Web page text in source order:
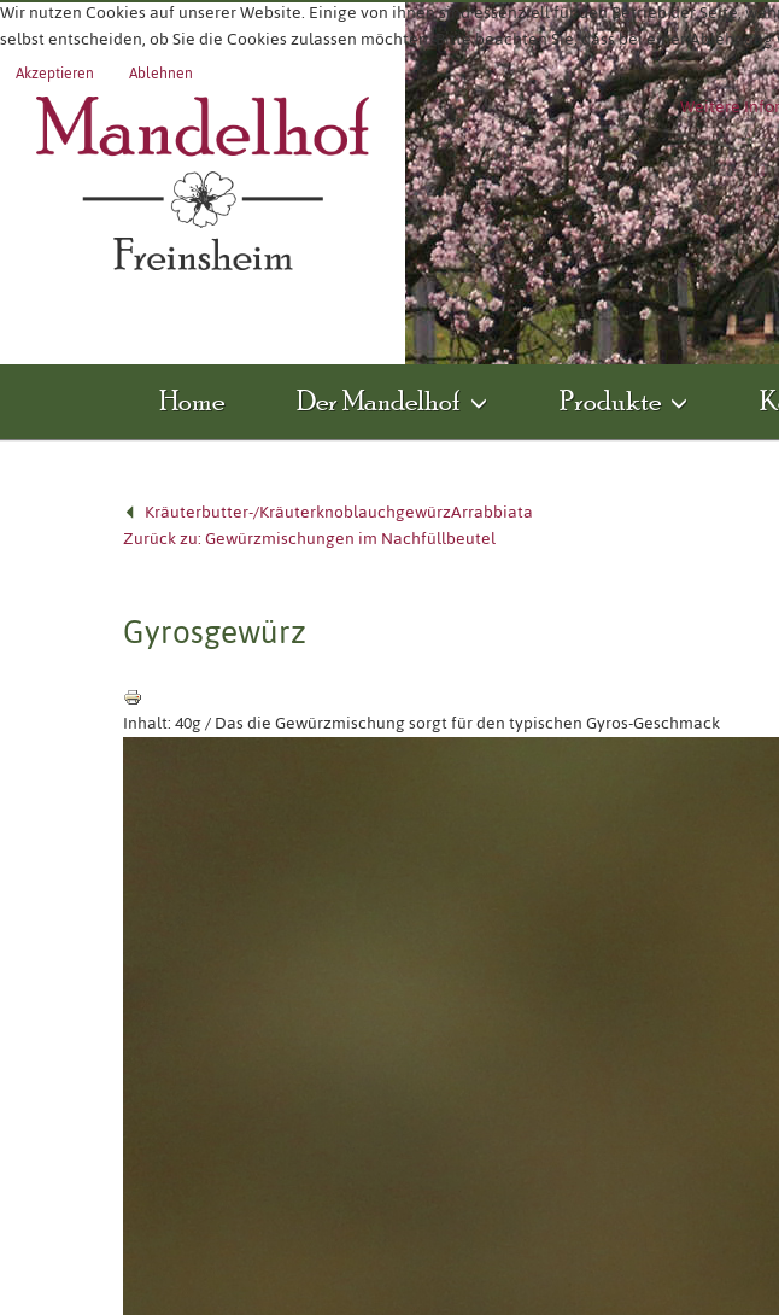
Home Der Mandelhof Produkte
Kräuterbutter-/KräuterknoblauchgewürzArrabbiata
Zurück zu: Gewürzmischungen im Nachfüllbeutel
Gyrosgewürz
Inhalt: 40g / Das die Gewürzmischung sorgt für den typischen Gyros-Geschmack
Wir nutzen Cookies auf unserer Website. Einige von ihnen sind essenziell für den Betrieb der Seite,
selbst entscheiden, ob Sie die Cookies zulassen möchten. Bitte beachten Sie, dass bei einer
Akzeptieren Ablehnen
Weitere